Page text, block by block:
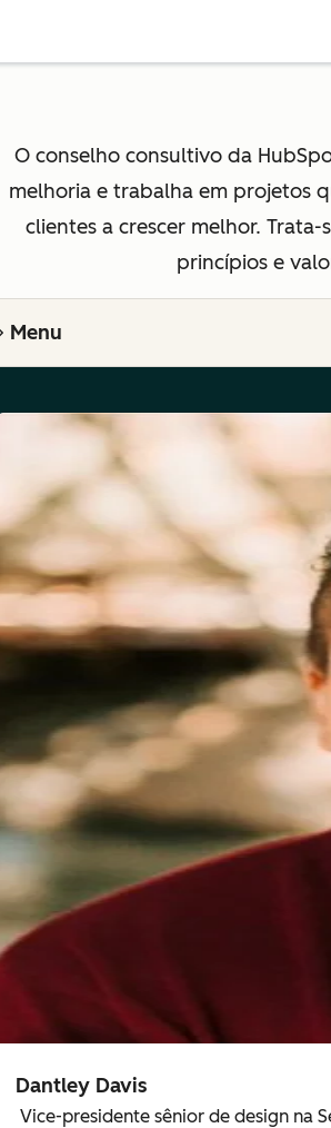
O conselho consultivo da
melhoria e trabalha em projetos
clientes a crescer melhor.
princípios e
Menu
Dantley Davis
Vice-presidente sênior de design na